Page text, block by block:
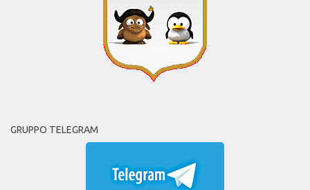
GRUPPO TELEGRAM